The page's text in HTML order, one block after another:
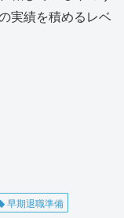
実績を積めるレベ
早期退職準備